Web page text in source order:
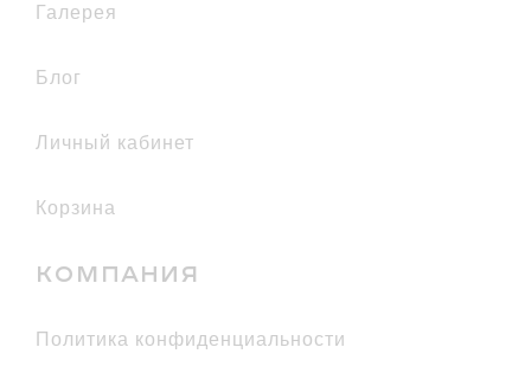
галерея
Блог
Личный кабинет
Корзина
КОМПАНИЯ
политика конфиденциальности